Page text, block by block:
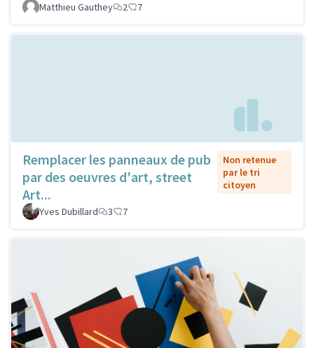
Matthieu Gauthey
2 7
Remplacer les panneaux de pub
par des oeuvres d'art, street
Art...
Non retenue
par le tri
citoyen
Yves Dubillard 3 7